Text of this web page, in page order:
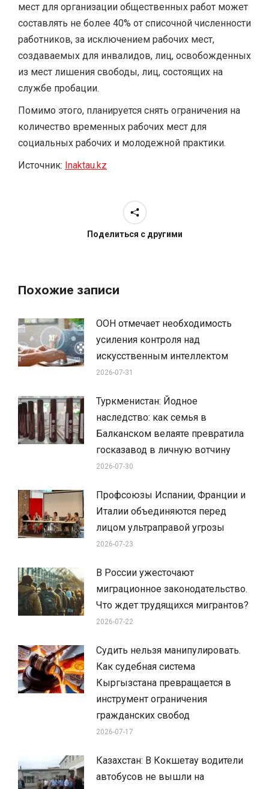
мест для организации общественных работ может
составлять не более 40% от списочной численности
работников, за исключением рабочих мест,
создаваемых для инвалидов, лиц, освобожденных
из мест лишения свободы, лиц, состоящих на
службе пробации.
Помимо этого, планируется снять ограничения на
количество временных рабочих мест для
социальных рабочих и молодежной практики.
Источник: Inaktau.kz
Поделиться с другими
Похожие записи
ООН отмечает необходимость
усиления контроля над
искусственным интеллектом
2026-07-31
Туркменистан: Йодное
наследство: как семья в
Балканском велаяте превратила
госказавод в личную вотчину
2026-07-30
Профсоюзы Испании, Франции и
Италии объединяются перед
лицом ультраправой угрозы
2026-07-23
В России ужесточают
миграционное законодательство.
Что ждет трудящихся мигрантов?
2026-07-22
Судить нельзя манипулировать.
Как судебная система
Кыргызстана превращается в
инструмент ограничения
гражданских свобод
2026-07-17
Казахстан: В Кокшетау водители
автобусов не вышли на